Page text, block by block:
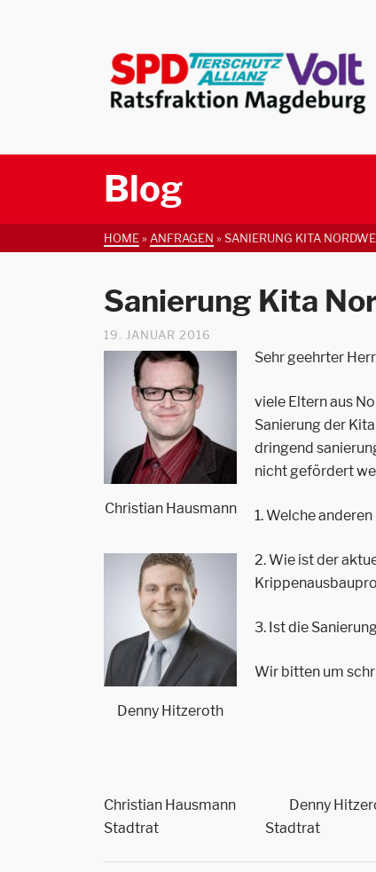
Blog
HOME» ANFRAGEN »SANIERUNG KITA
Sanierung Kita
19. JANUAR 2016
Christian Hausmann
Sehr geehrter
viele Eltern aus
Sanierung der
dringend
nicht gefördert
1. Welche
Denny Hitzeroth
2. Wie ist der
3. Ist die
Wir bitten um
Christian Hausmann Denny
Stadtrat Stadtrat